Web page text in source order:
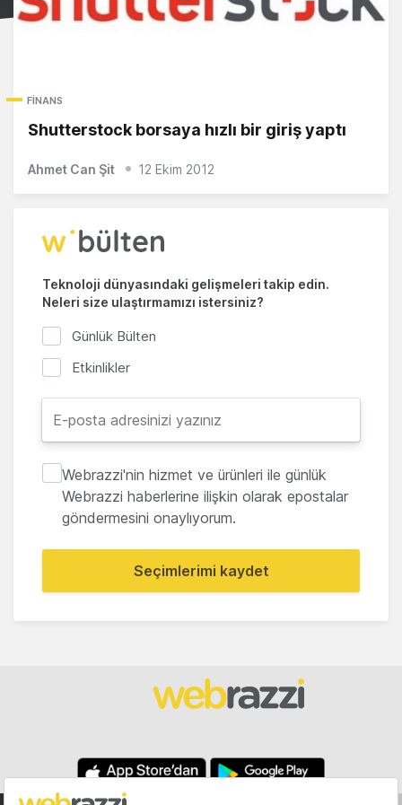
FINANS
Shutterstock borsaya hızlı bir giriş yaptı
Ahmet Can Şit 12 Ekim 2012
Teknoloji dünyasındaki gelişmeleri takip edin.
Neleri size ulaştırmamızı istersiniz?
Günlük Bülten
Etkinlikler
Webrazzi'nin hizmet ve ürünleri ile günlük
Webrazzi haberlerine ilişkin olarak epostalar
göndermesini onaylıyorum.
Seçimlerimi kaydet